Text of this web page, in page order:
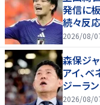
発信に
続々反
2026/08/
森保ジ
アイ、
ジーラ
2026/08/